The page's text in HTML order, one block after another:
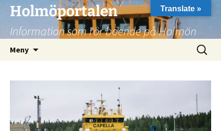
Hoppa
innehåll
Holmöportalen
Information som rör boende på Holmön
Meny
Sök
efter:
Translate »